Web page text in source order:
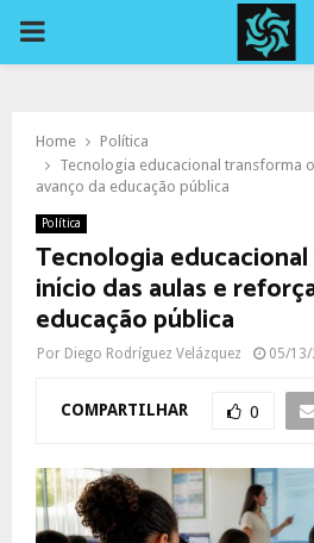
PRIMARY
Home
Política
Tecnologia educacional transforma
avanço da educação pública
Política
Tecnologia
início das aulas e
educação pública
Por Diego Rodríguez Velázquez 05/13/
COMPARTILHAR 0